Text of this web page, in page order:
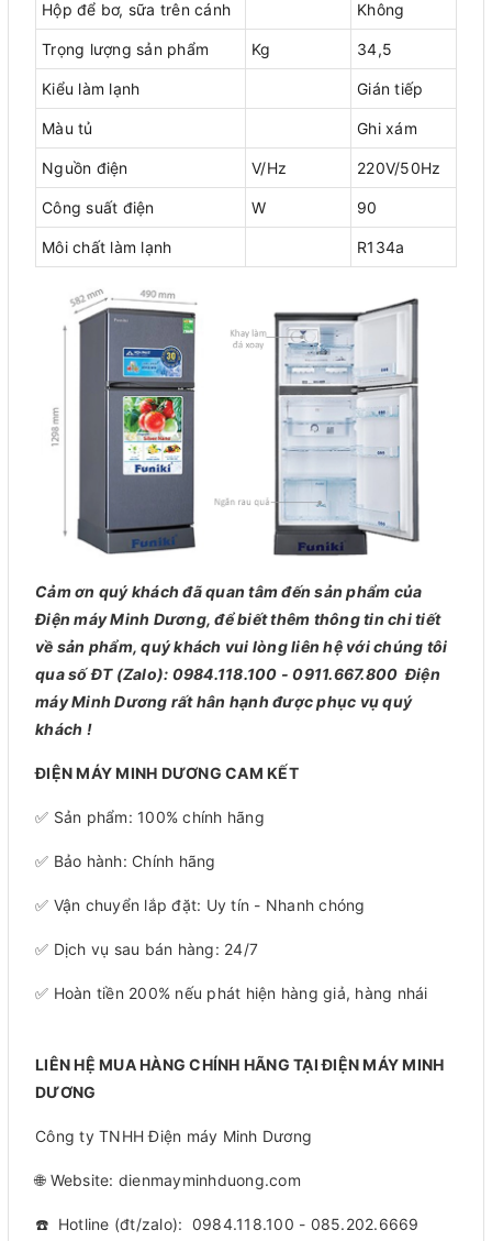
Hộp để bơ, sữa trên cánh Không
Trọng lượng sản phẩm Kg 34,5
Kiểu làm lạnh Gián tiếp
Màu tủ Ghi xám
Nguồn điện V/Hz 220V/50Hz
Công suất điện W 90
Môi chất làm lạnh R134a
Cảm ơn quý khách đã quan tâm đến sản phẩm của
Điện máy Minh Dương, để biết thêm thông tin chi tiết
về sản phẩm, quý khách vui lòng liên hệ với chúng tôi
qua số ĐT (Zalo): 0984.118.100 - 0911.667.800 Điện
máy Minh Dương rất hân hạnh được phục vụ quý
khách !
ĐIỆN MÁY MINH DƯƠNG CAM KẾT
✅ Sản phẩm: 100% chính hãng
✅ Bảo hành: Chính hãng
✅ Vận chuyển lắp đặt: Uy tín - Nhanh chóng
✅ Dịch vụ sau bán hàng: 24/7
✅ Hoàn tiền 200% nếu phát hiện hàng giả, hàng nhái
LIÊN HỆ MUA HÀNG CHÍNH HÃNG TẠI ĐIỆN MÁY MINH
DƯƠNG
Công ty TNHH Điện máy Minh Dương
🌐 Website: dienmayminhduong.com
☎️ Hotline (đt/zalo): 0984.118.100 - 085.202.6669